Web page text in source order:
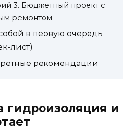
3. Бюджетный проект с
ремонтом
в первую очередь
лист)
рекомендации
гидроизоляция и